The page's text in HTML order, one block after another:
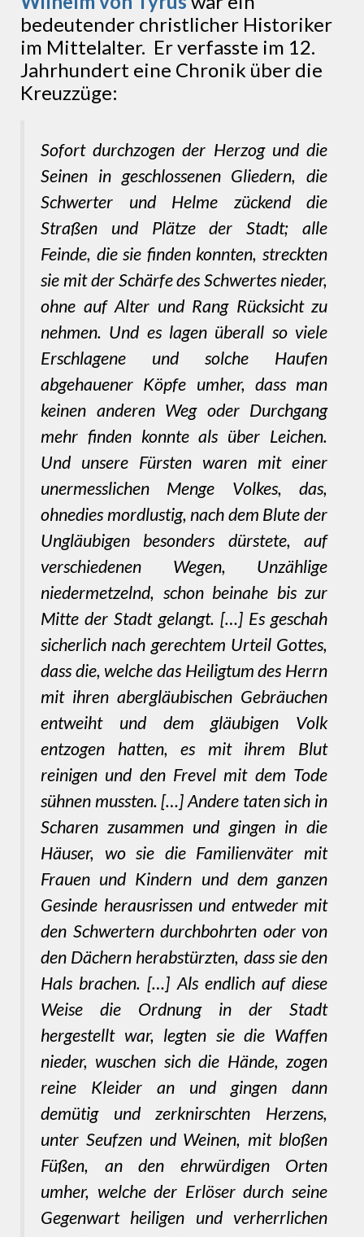
bedeutender christlicher Historiker
im Mittelalter. Er verfasste im 12.
Jahrhundert eine Chronik über die
Kreuzzüge:
Sofort durchzogen der Herzog und die
Seinen in geschlossenen Gliedern, die
Schwerter und Helme zückend die
Straßen und Plätze der Stadt; alle
Feinde, die sie finden konnten, streckten
sie mit der Schärfe des Schwertes nieder,
ohne auf Alter und Rang Rücksicht zu
nehmen. Und es lagen überall so viele
Erschlagene und solche Haufen
abgehauener Köpfe umher, dass man
keinen anderen Weg oder Durchgang
mehr finden konnte als über Leichen.
Und unsere Fürsten waren mit einer
unermesslichen Menge Volkes, das,
ohnedies mordlustig, nach dem Blute der
Ungläubigen besonders dürstete, auf
verschiedenen Wegen, Unzählige
niedermetzelnd, schon beinahe bis zur
Mitte der Stadt gelangt. […] Es geschah
sicherlich nach gerechtem Urteil Gottes,
dass die, welche das Heiligtum des Herrn
mit ihren abergläubischen Gebräuchen
entweiht und dem gläubigen Volk
entzogen hatten, es mit ihrem Blut
reinigen und den Frevel mit dem Tode
sühnen mussten. […] Andere taten sich in
Scharen zusammen und gingen in die
Häuser, wo sie die Familienväter mit
Frauen und Kindern und dem ganzen
Gesinde herausrissen und entweder mit
den Schwertern durchbohrten oder von
den Dächern herabstürzten, dass sie den
Hals brachen. […] Als endlich auf diese
Weise die Ordnung in der Stadt
hergestellt war, legten sie die Waffen
nieder, wuschen sich die Hände, zogen
reine Kleider an und gingen dann
demütig und zerknirschten Herzens,
unter Seufzen und Weinen, mit bloßen
Füßen, an den ehrwürdigen Orten
umher, welche der Erlöser durch seine
Gegenwart heiligen und verherrlichen